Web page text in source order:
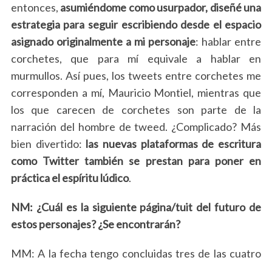
entonces, asumiéndome como usurpador, diseñé una
estrategia para seguir escribiendo desde el espacio
asignado originalmente a mi personaje: hablar entre
corchetes, que para mí equivale a hablar en
murmullos. Así pues, los tweets entre corchetes me
corresponden a mí, Mauricio Montiel, mientras que
los que carecen de corchetes son parte de la
narración del hombre de tweed. ¿Complicado? Más
bien divertido: las nuevas plataformas de escritura
como Twitter también se prestan para poner en
práctica el espíritu lúdico.
NM: ¿Cuál es la siguiente página/tuit del futuro de
estos personajes? ¿Se encontrarán?
MM: A la fecha tengo concluidas tres de las cuatro